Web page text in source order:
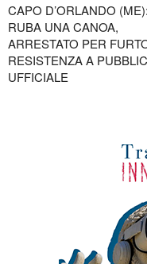
CAPO D’ORLANDO (ME):
RUBA UNA CANOA,
ARRESTATO PER
RESISTENZA A
UFFICIALE